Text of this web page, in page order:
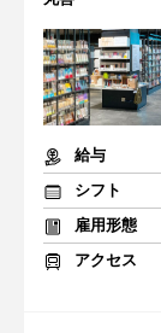
給与
シフト
雇用形態
アクセス